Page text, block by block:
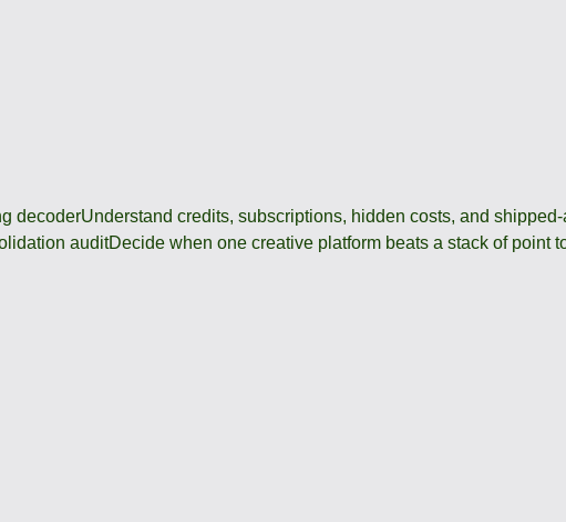
decoderUnderstand credits, subscriptions, hidden costs, and
auditDecide when one creative platform beats a stack of point